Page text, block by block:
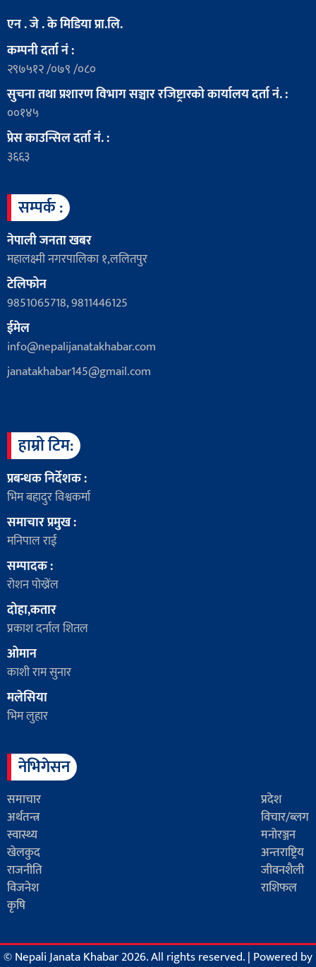
एन . जे . के मिडिया प्रा.लि.
कम्पनी दर्ता नं :
२९७५१२ /०७९ /०८०
सुचना तथा प्रशारण विभाग सञ्चार रजिष्ट्रारको कार्यालय दर्ता नं. :
००१४५
प्रेस काउन्सिल दर्ता नं. :
३६६३
सम्पर्क :
नेपाली जनता खबर
महालक्ष्मी नगरपालिका १,ललितपुर
टेलिफोन
9851065718, 9811446125
ईमेल
info@nepalijanatakhabar.com
janatakhabar145@gmail.com
हाम्रो टिम:
प्रबन्धक निर्देशक :
भिम बहादुर विश्वकर्मा
समाचार प्रमुख :
मनिपाल राई
सम्पादक :
रोशन पोख्रेंल
दोहा,कतार
प्रकाश दर्नाल शितल
ओमान
काशी राम सुनार
मलेसिया
भिम लुहार
नेभिगेसन
समाचार
प्रदेश
अर्थतन्त्र
विचार/ब्लग
स्वास्थ्य
मनोरञ्जन
खेलकुद
अन्तराष्ट्रिय
राजनीति
जीवनशैली
विजनेश
राशिफल
कृषि
© Nepali Janata Khabar 2026. All rights reserved.| Powered by